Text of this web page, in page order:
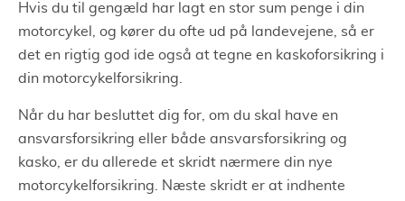
Hvis du til gengæld har lagt en stor sum penge i din
motorcykel, og kører du ofte ud på landevejene, så er
det en rigtig god ide også at tegne en kaskoforsikring i
din motorcykelforsikring.
Når du har besluttet dig for, om du skal have en
ansvarsforsikring eller både ansvarsforsikring og
kasko, er du allerede et skridt nærmere din nye
motorcykelforsikring. Næste skridt er at indhente